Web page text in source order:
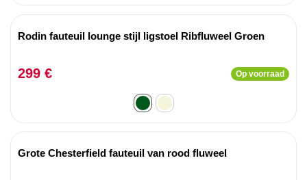
Rodin fauteuil lounge stijl ligstoel Ribfluweel Groen
299 € Op voorraad
Grote Chesterfield fauteuil van rood fluweel